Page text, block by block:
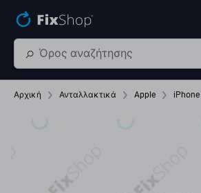
Αρχική Ανταλλακτικά Apple iPhone